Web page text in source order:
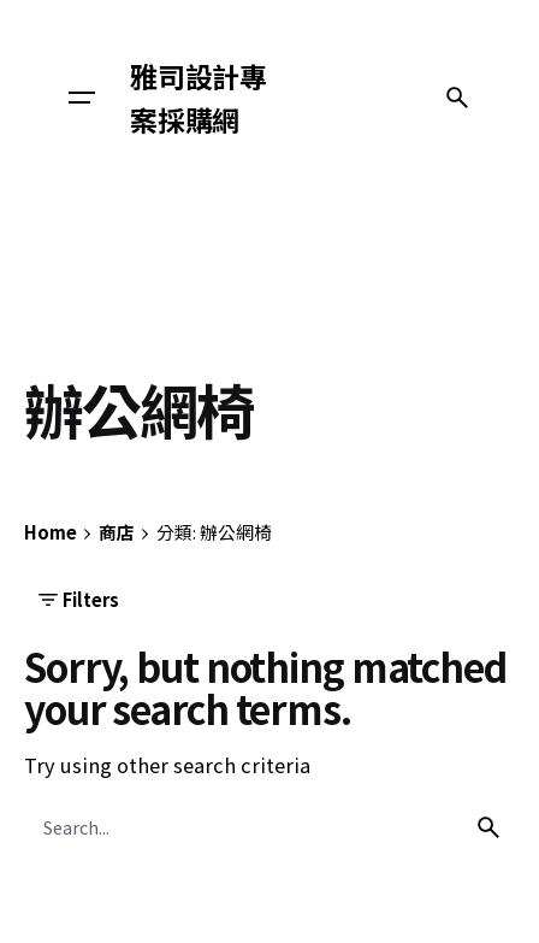
雅司設計專
案採購網
辦公網椅
Home 商店 分類: 辦公網椅
Filters
Sorry, but nothing matched
your search terms.
Try using other search criteria
for